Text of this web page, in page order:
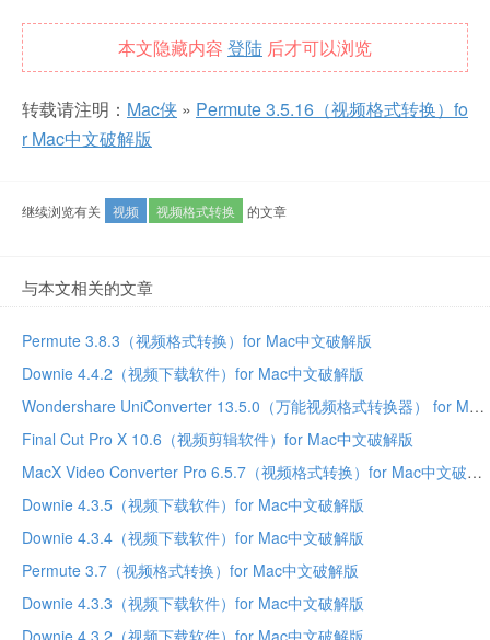
本文隐藏内容 登陆 后才可以浏览
转载请注明： Mac侠 » Permute 3.5.16（视频格式转换）fo
r Mac中文破解版
继续浏览有关 视频 视频格式转换 的文章
与本文相关的文章
Permute 3.8.3（视频格式转换）for Mac中文破解版
Downie 4.4.2（视频下载软件）for Mac中文破解版
Wondershare UniConverter 13.5.0（万能视频格式转换器） for Mac中文破解版
Final Cut Pro X 10.6（视频剪辑软件）for Mac中文破解版
MacX Video Converter Pro 6.5.7（视频格式转换）for Mac中文破解版
Downie 4.3.5（视频下载软件）for Mac中文破解版
Downie 4.3.4（视频下载软件）for Mac中文破解版
Permute 3.7（视频格式转换）for Mac中文破解版
Downie 4.3.3（视频下载软件）for Mac中文破解版
Downie 4.3.2（视频下载软件）for Mac中文破解版